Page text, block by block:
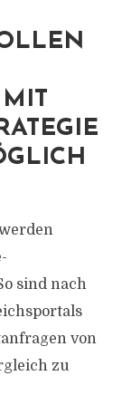
sind nach
von
zu